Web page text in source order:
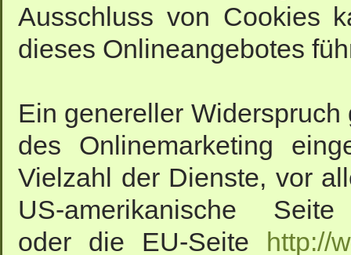
Ausschluss von Cookies
dieses Onlineangebotes
Ein genereller
des Onlinemarketing
Vielzahl der Dienste, vor
US-amerikanische
oder die EU-Seite http://